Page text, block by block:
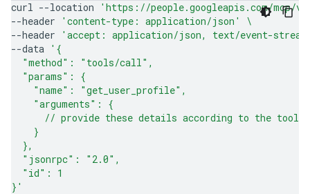
curl --location
'https://people.googleapis.com/mcp/
--header
'content-type: application/json'
\
--header
'accept: application/json, text/event-
--data '{
  "method": "tools/call",
  "params": {
    "name": "get_user_profile",
    "arguments": {
// provide these details according to the tool
    }
  },
  "jsonrpc": "2.0",
  "id": 1
}'